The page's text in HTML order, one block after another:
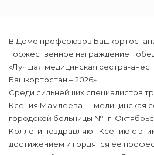
В Доме профсоюзов
торжественное награждение
«Лучшая медицинская сестра-
Башкортостан – 2026».
Среди сильнейших специалистов
Ксения Мамлеева — медицинская
городской больницы №1 г.
Коллеги поздравляют Ксению с
достижением и гордятся её